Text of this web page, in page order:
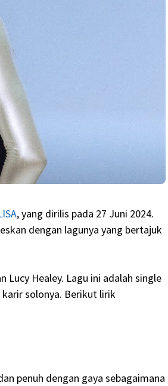
, yang dirilis pada 27 Juni 2024.
dengan lagunya yang bertajuk
Lucy Healey. Lagu ini adalah single
solonya. Berikut lirik
penuh dengan gaya sebagaimana